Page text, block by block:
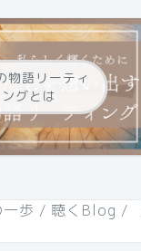
物語リーティ
ングとは
歩 / 聴くBlog /